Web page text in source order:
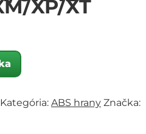
XP/XT
Kategória: ABS hrany Značka: